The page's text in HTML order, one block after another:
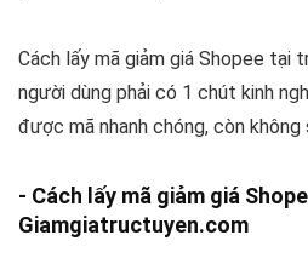
Cách lấy mã giảm giá Shopee tại
người dùng phải có 1 chút kinh
được mã nhanh chóng, còn không
- Cách lấy mã giảm giá
Giamgiatructuyen.com